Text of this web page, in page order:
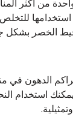
من أكثر
استخدامها
الخصر بشكل
الدهون في
استخدام